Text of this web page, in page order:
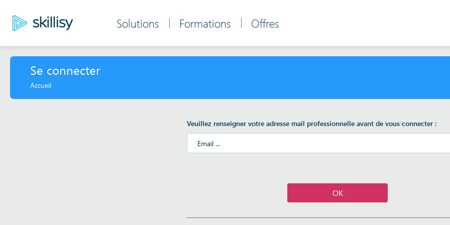
contenu
principal
[Utilisateur
Main
Solutions Formations Offres
Se connecter
Fil
Accueil
Veuillez renseigner votre adresse mail professionnelle avant de vous connecter :
OK